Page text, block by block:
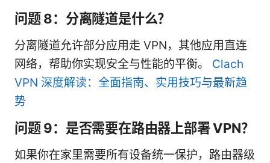
问题 8：分离隧道是什么？
分离隧道允许部分应用走 VPN，其他应用直连
网络，帮助你实现安全与性能的平衡。 Clach
VPN 深度解读：全面指南、实用技巧与最新趋
势
问题 9：是否需要在路由器上部署 VPN？
如果你在家里需要所有设备统一保护，路由器级